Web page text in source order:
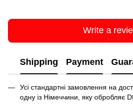
Write a
Shipping Payment
Усі стандартні замовлення на
одну із Німеччини, яку обробляє